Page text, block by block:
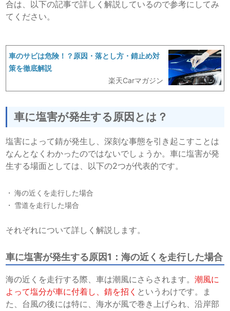
合は、以下の記事で詳しく解説しているので参考にしてみ
てください。
車のサビは危険！？原因・落とし方・錆止め対
策を徹底解説
楽天Carマガジン
車に塩害が発生する原因とは？
塩害によって錆が発生し、深刻な事態を引き起こすことは
なんとなくわかったのではないでしょうか。車に塩害が発
生する場面としては、以下の2つが代表的です。
海の近くを走行した場合
雪道を走行した場合
それぞれについて詳しく解説します。
車に塩害が発生する原因1：海の近くを走行した場合
海の近くを走行する際、車は潮風にさらされます。潮風に
よって塩分が車に付着し、錆を招く というわけです。ま
た、台風の後には特に、海水が風で巻き上げられ、沿岸部